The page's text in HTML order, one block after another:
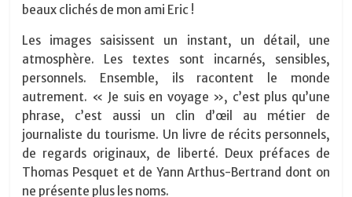
beaux clichés de mon ami Eric !
Les images saisissent un instant, un détail, une
atmosphère. Les textes sont incarnés, sensibles,
personnels. Ensemble, ils racontent le monde
autrement. « Je suis en voyage », c’est plus qu’une
phrase, c’est aussi un clin d’œil au métier de
journaliste du tourisme. Un livre de récits personnels,
de regards originaux, de liberté. Deux préfaces de
Thomas Pesquet et de Yann Arthus-Bertrand dont on
ne présente plus les noms.